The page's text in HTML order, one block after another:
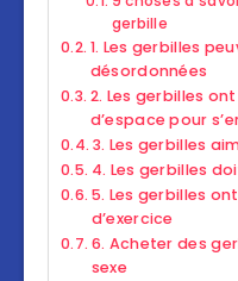
gerbille
1. Les gerbilles
désordonnées
2. Les gerbilles
d’espace pour
3. Les gerbilles
4. Les gerbilles
5. Les gerbilles
d’exercice
6. Acheter des
sexe